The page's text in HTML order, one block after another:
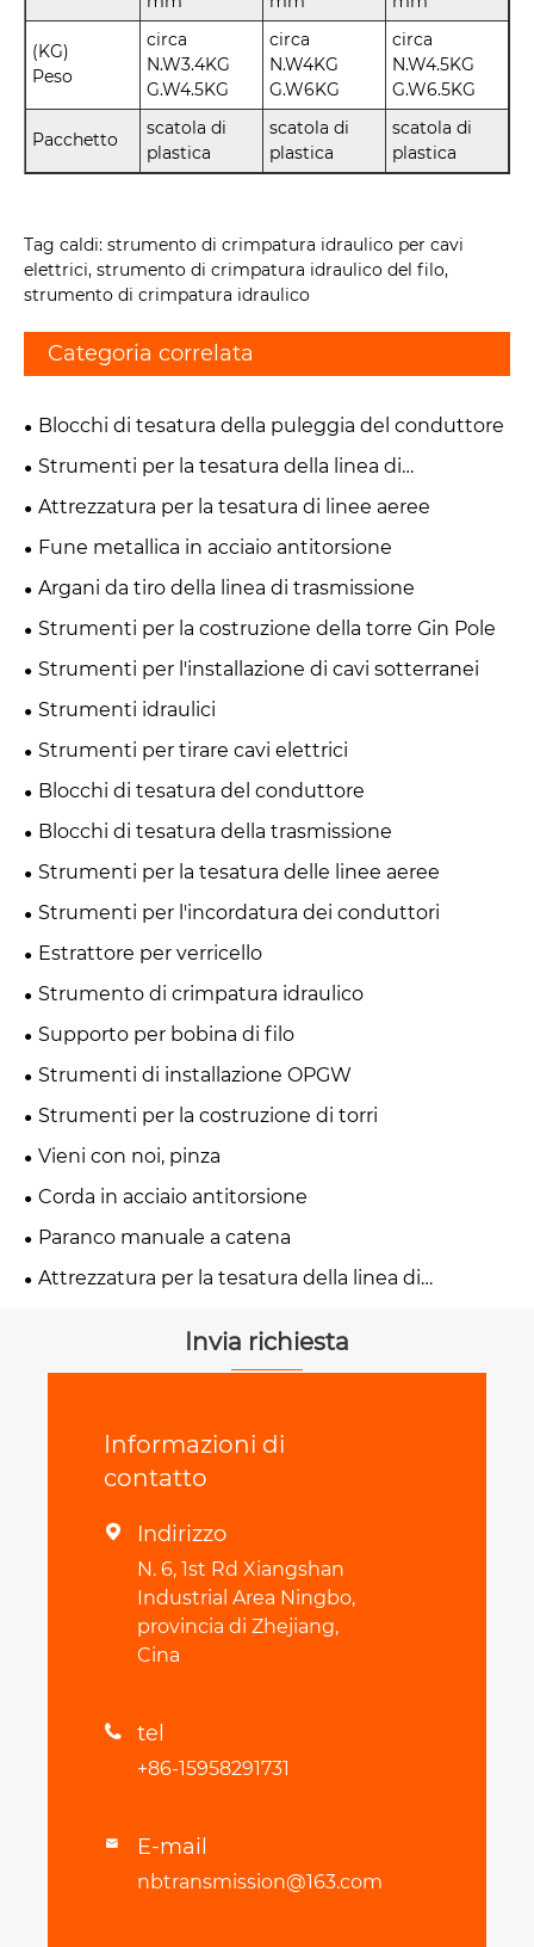
(KG)
Peso
circa
N.W3.4KG
G.W4.5KG
circa
N.W4KG
G.W6KG
circa
N.W4.5KG
G.W6.5KG
Pacchetto
scatola di
plastica
scatola di
plastica
scatola di
plastica
Tag caldi: strumento di crimpatura idraulico per cavi
elettrici, strumento di crimpatura idraulico del filo,
strumento di crimpatura idraulico
Categoria correlata
Blocchi di tesatura della puleggia del conduttore
Strumenti per la tesatura della linea di
trasmissione
Attrezzatura per la tesatura di linee aeree
Fune metallica in acciaio antitorsione
Argani da tiro della linea di trasmissione
Strumenti per la costruzione della torre Gin Pole
Strumenti per l'installazione di cavi sotterranei
Strumenti idraulici
Strumenti per tirare cavi elettrici
Blocchi di tesatura del conduttore
Blocchi di tesatura della trasmissione
Strumenti per la tesatura delle linee aeree
Strumenti per l'incordatura dei conduttori
Estrattore per verricello
Strumento di crimpatura idraulico
Supporto per bobina di filo
Strumenti di installazione OPGW
Strumenti per la costruzione di torri
Vieni con noi, pinza
Corda in acciaio antitorsione
Paranco manuale a catena
Attrezzatura per la tesatura della linea di
Invia richiesta
Informazioni di
contatto
 Indirizzo
N. 6, 1st Rd Xiangshan
Industrial Area Ningbo,
provincia di Zhejiang,
Cina
 tel
+86-15958291731
 E-mail
nbtransmission@163.com